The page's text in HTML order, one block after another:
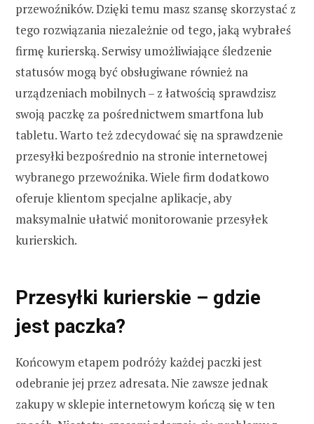
przewoźników. Dzięki temu masz szansę skorzystać z
tego rozwiązania niezależnie od tego, jaką wybrałeś
firmę kurierską. Serwisy umożliwiające śledzenie
statusów mogą być obsługiwane również na
urządzeniach mobilnych – z łatwością sprawdzisz
swoją paczkę za pośrednictwem smartfona lub
tabletu. Warto też zdecydować się na sprawdzenie
przesyłki bezpośrednio na stronie internetowej
wybranego przewoźnika. Wiele firm dodatkowo
oferuje klientom specjalne aplikacje, aby
maksymalnie ułatwić monitorowanie przesyłek
kurierskich.
Przesyłki kurierskie – gdzie
jest paczka?
Końcowym etapem podróży każdej paczki jest
odebranie jej przez adresata. Nie zawsze jednak
zakupy w sklepie internetowym kończą się w ten